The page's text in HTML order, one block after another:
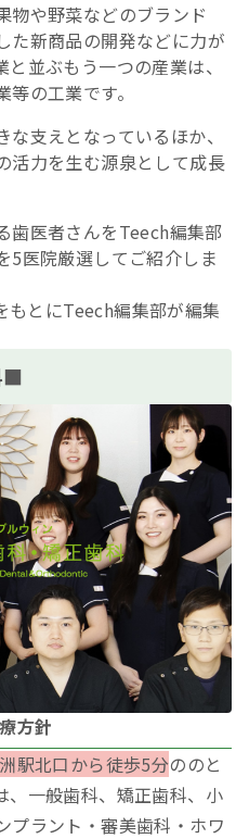
物や野菜などのブランド
た新商品の開発などに力が
並ぶもう一つの産業は、
の工業です。
支えとなっているほか、
活力を生む源泉として成長
歯医者さんをTeech編集部
5医院厳選してご紹介しま
とにTeech編集部が編集
■
方針
駅北口から徒歩5分ののと
、一般歯科、矯正歯科、小
プラント・審美歯科・ホワ